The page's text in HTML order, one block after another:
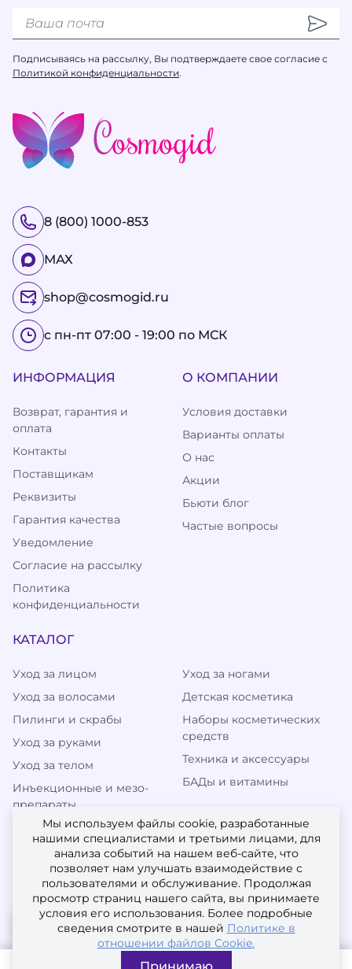
Подписываясь на рассылку, Вы подтверждаете свое согласие с
Политикой конфиденциальности.
8 (800) 1000-853
МАХ
shop@cosmogid.ru
с пн-пт 07:00 - 19:00 по МСК
ИНФОРМАЦИЯ
Возврат, гарантия и
оплата
Контакты
Поставщикам
Реквизиты
Гарантия качества
Уведомление
Согласие на рассылку
Политика
конфиденциальности
КАТАЛОГ
Уход за лицом
Уход за волосами
Пилинги и скрабы
Уход за руками
Уход за телом
Инъекционные и мезо-
препараты
Уход за ногами
Детская косметика
Наборы косметических
средств
Техника и аксессуары
БАДы и витамины
О КОМПАНИИ
Условия доставки
Варианты оплаты
О нас
Акции
Бьюти блог
Частые вопросы
МЫ В СОЦИАЛЬНЫХ СЕТЯХ
Мы используем файлы cookie, разработанные
нашими специалистами и третьими лицами, для
анализа событий на нашем веб-сайте, что
позволяет нам улучшать взаимодействие с
пользователями и обслуживание. Продолжая
просмотр страниц нашего сайта, вы принимаете
условия его использования. Более подробные
сведения смотрите в нашей Политике в
отношении файлов Cookie.